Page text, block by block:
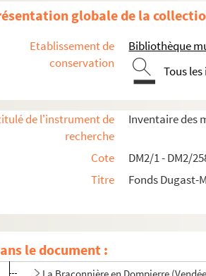
globale de la
Etablissement de
conservation
Bibliothèque
Tous
de l'instrument de
recherche
Inventaire des
Cote
DM2/1 - DM2/
Titre
Fonds Dugast-
le document :
Première partie - Documents antérieurs à la
Chartriers vendéens
La Geffardière en Montournais
La Forêt-sur-Sèvre (Deux-Sèvres)